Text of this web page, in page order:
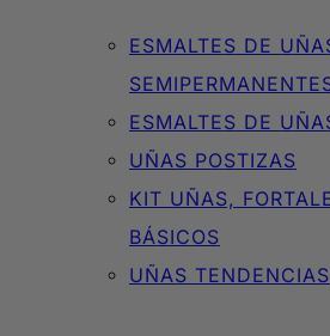
ESMALTES DE
ESMALTES DE
UÑAS POSTIZAS
KIT UÑAS,
BÁSICOS
UÑAS TENDENCIAS